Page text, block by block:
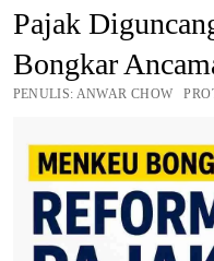
Pajak
Bongkar
PENULIS: ANWAR CHOW